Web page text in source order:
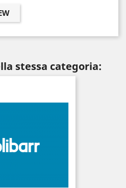
stessa categoria: